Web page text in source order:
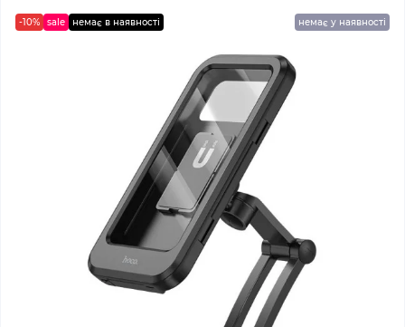
-10% sale немає в наявності немає у наявності